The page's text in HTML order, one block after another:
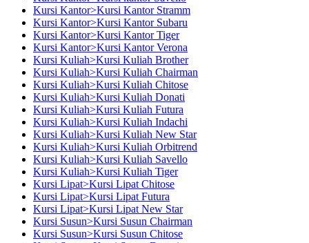
Kursi Kantor>Kursi Kantor Stramm
Kursi Kantor>Kursi Kantor Subaru
Kursi Kantor>Kursi Kantor Tiger
Kursi Kantor>Kursi Kantor Verona
Kursi Kuliah>Kursi Kuliah Brother
Kursi Kuliah>Kursi Kuliah Chairman
Kursi Kuliah>Kursi Kuliah Chitose
Kursi Kuliah>Kursi Kuliah Donati
Kursi Kuliah>Kursi Kuliah Futura
Kursi Kuliah>Kursi Kuliah Indachi
Kursi Kuliah>Kursi Kuliah New Star
Kursi Kuliah>Kursi Kuliah Orbitrend
Kursi Kuliah>Kursi Kuliah Savello
Kursi Kuliah>Kursi Kuliah Tiger
Kursi Lipat>Kursi Lipat Chitose
Kursi Lipat>Kursi Lipat Futura
Kursi Lipat>Kursi Lipat New Star
Kursi Susun>Kursi Susun Chairman
Kursi Susun>Kursi Susun Chitose